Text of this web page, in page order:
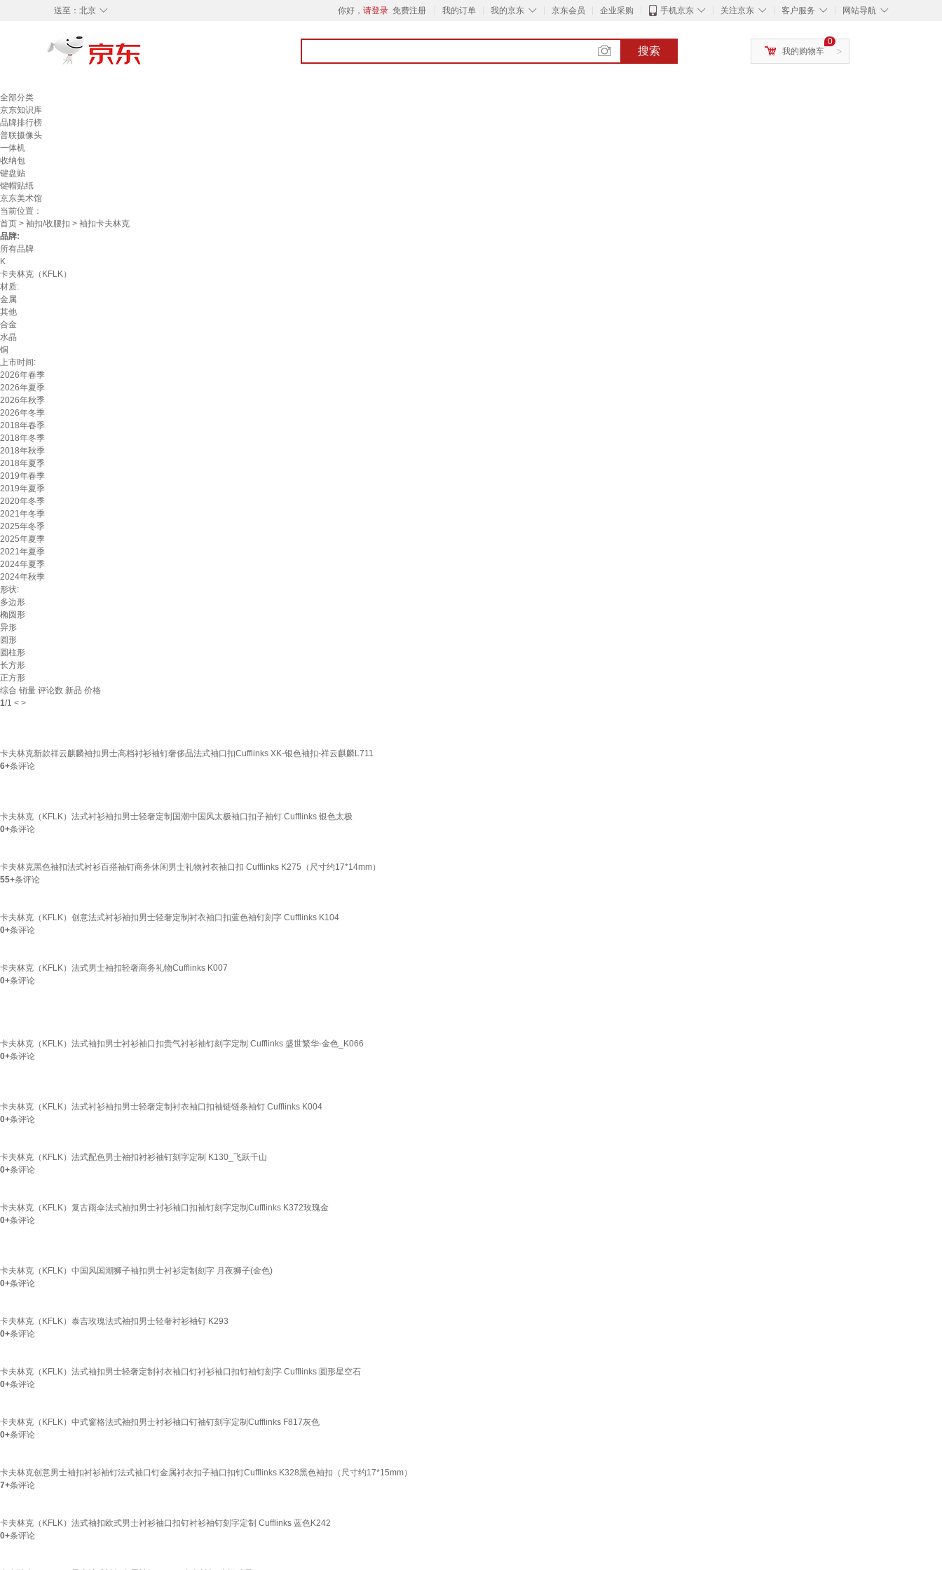
◇
送至： 北京 你好， 请登录 免费注册 我的订单 ◇
我的京东 京东会员 企业采购 ◇
手机京东 ◇
关注京东 ◇
客户服务 ◇
网站导航
搜索 >
0
我的购物车
全部分类
京东知识库
品牌排行榜
普联摄像头
一体机
收纳包
键盘贴
键帽贴纸
京东美术馆
当前位置：
首页 > 袖扣/收腰扣 > 袖扣卡夫林克
品牌:
所有品牌
K
卡夫林克（KFLK）
材质:
金属
其他
合金
水晶
铜
上市时间:
2026年春季
2026年夏季
2026年秋季
2026年冬季
2018年春季
2018年冬季
2018年秋季
2018年夏季
2019年春季
2019年夏季
2020年冬季
2021年冬季
2025年冬季
2025年夏季
2021年夏季
2024年夏季
2024年秋季
形状:
多边形
椭圆形
异形
圆形
圆柱形
长方形
正方形
综合 销量 评论数 新品 价格
1/1 < >
卡夫林克新款祥云麒麟袖扣男士高档衬衫袖钉奢侈品法式袖口扣Cufflinks XK-银色袖扣-祥云麒麟L711
6+条评论
卡夫林克（KFLK）法式衬衫袖扣男士轻奢定制国潮中国风太极袖口扣子袖钉 Cufflinks 银色太极
0+条评论
卡夫林克黑色袖扣法式衬衫百搭袖钉商务休闲男士礼物衬衣袖口扣 Cufflinks K275（尺寸约17*14mm）
55+条评论
卡夫林克（KFLK）创意法式衬衫袖扣男士轻奢定制衬衣袖口扣蓝色袖钉刻字 Cufflinks K104
0+条评论
卡夫林克（KFLK）法式男士袖扣轻奢商务礼物Cufflinks K007
0+条评论
卡夫林克（KFLK）法式袖扣男士衬衫袖口扣贵气衬衫袖钉刻字定制 Cufflinks 盛世繁华-金色_K066
0+条评论
卡夫林克（KFLK）法式衬衫袖扣男士轻奢定制衬衣袖口扣袖链链条袖钉 Cufflinks K004
0+条评论
卡夫林克（KFLK）法式配色男士袖扣衬衫袖钉刻字定制 K130_飞跃千山
0+条评论
卡夫林克（KFLK）复古雨伞法式袖扣男士衬衫袖口扣袖钉刻字定制Cufflinks K372玫瑰金
0+条评论
卡夫林克（KFLK）中国风国潮狮子袖扣男士衬衫定制刻字 月夜狮子(金色)
0+条评论
卡夫林克（KFLK）泰吉玫瑰法式袖扣男士轻奢衬衫袖钉 K293
0+条评论
卡夫林克（KFLK）法式袖扣男士轻奢定制衬衣袖口钉衬衫袖口扣钉袖钉刻字 Cufflinks 圆形星空石
0+条评论
卡夫林克（KFLK）中式窗格法式袖扣男士衬衫袖口钉袖钉刻字定制Cufflinks F817灰色
0+条评论
卡夫林克创意男士袖扣衬衫袖钉法式袖口钉金属衬衣扣子袖口扣钉Cufflinks K328黑色袖扣（尺寸约17*15mm）
7+条评论
卡夫林克（KFLK）法式袖扣欧式男士衬衫袖口扣钉衬衫袖钉刻字定制 Cufflinks 蓝色K242
0+条评论